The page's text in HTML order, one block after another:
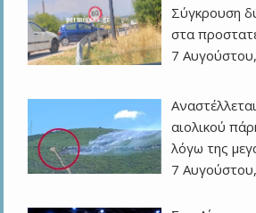
Σύγκρουση
στα
7
αιολικού
λόγω της
7